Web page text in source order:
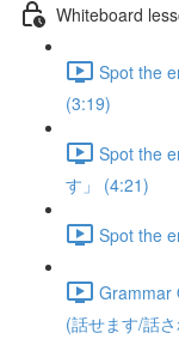
Whiteboard
Spot the
(3:19)
Spot the
す」 (4:21)
Spot the
Grammar
(話せます/話